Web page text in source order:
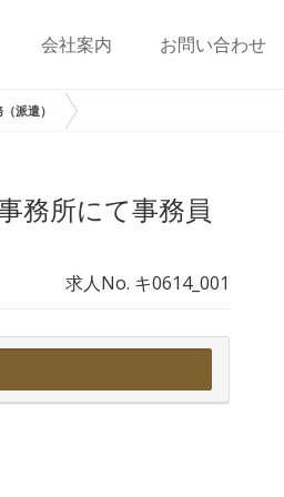
会社案内 お問い合わせ
派遣）
務所にて事務員
求人No. キ0614_001